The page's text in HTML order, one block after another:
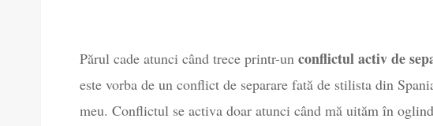
Părul cade atunci când trece printr-un conflictul activ de
este vorba de un conflict de separare fată de stilista din
meu. Conflictul se activa doar atunci când mă uităm în